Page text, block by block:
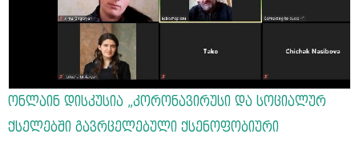
ონლაინ დისკუსია „კორონავირუსი და სოციალურ
ქსელებში გავრცელებული ქსენოფობიური